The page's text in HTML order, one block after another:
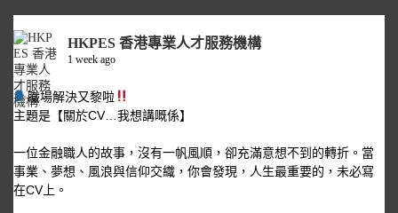
HKPES 香港專業人才服務機構
1 week ago
職場解決又黎啦
主題是【關於CV…我想講嘅係】
一位金融職人的故事，沒有一帆風順，卻充滿意想不到的轉折。當
事業、夢想、風浪與信仰交織，你會發現，人生最重要的，未必寫
在CV上。